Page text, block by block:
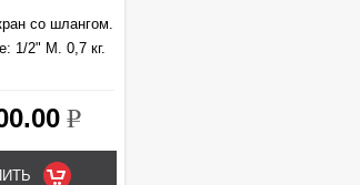
со шлангом.
1/2" М. 0,7 кг.
k